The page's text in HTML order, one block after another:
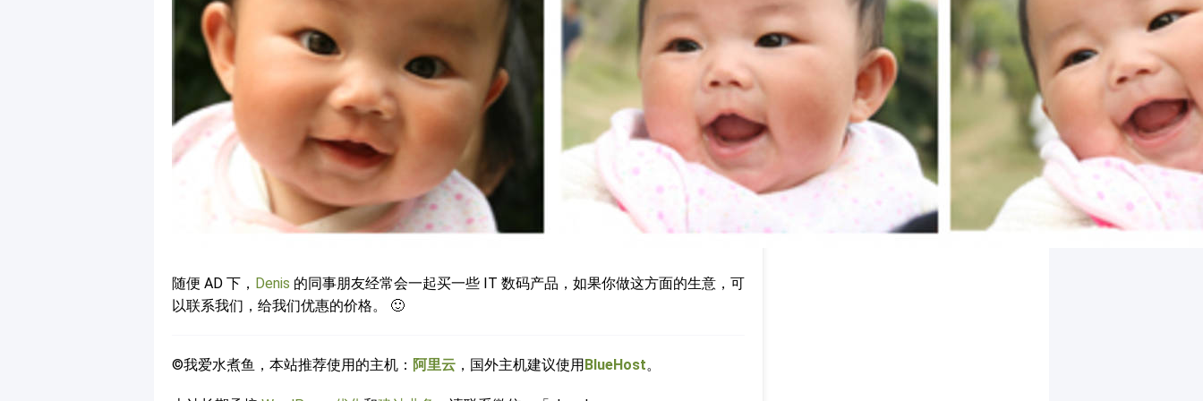
随便 AD 下， Denis 的同事朋友经常会一起买一些 IT 数码产品，如果你做这方面的生意，可
以联系我们，给我们优惠的价格。 🙂
©我爱水煮鱼，本站推荐使用的主机： 阿里云 ，国外主机建议使用BlueHost。